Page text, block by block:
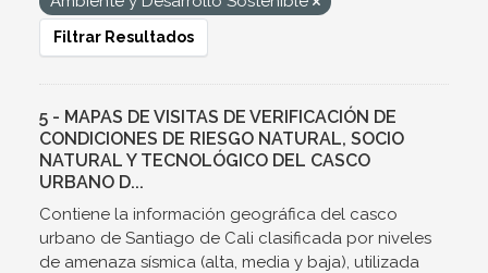
Filtrar Resultados
5 - MAPAS DE VISITAS DE VERIFICACIÓN DE
CONDICIONES DE RIESGO NATURAL, SOCIO
NATURAL Y TECNOLÓGICO DEL CASCO
URBANO D...
Contiene la información geográfica del casco
urbano de Santiago de Cali clasificada por niveles
de amenaza sísmica (alta, media y baja), utilizada